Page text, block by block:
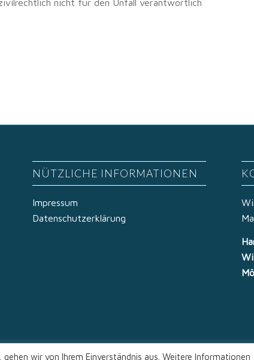
nicht für den Unfall verantwortlich
NÜTZLICHE INFORMATIONEN
Impressum
Datenschutzerklärung
wir von Ihrem Einverständnis aus. Weitere Informationen